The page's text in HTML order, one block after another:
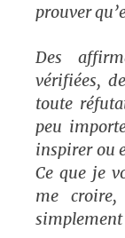
prouver
Des
vérifiées,
toute
peu
inspirer ou
Ce que je
me croire,
simplement